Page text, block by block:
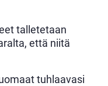
talletetaan
että niitä
tuhlaavasi